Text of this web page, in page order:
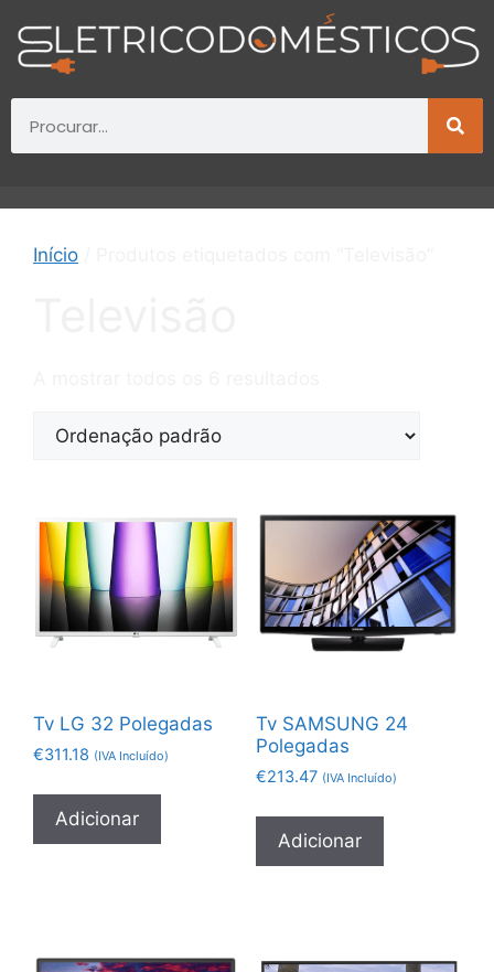
Início
Tv LG 32 Polegadas
€311.18 (IVA Incluído)
Adicionar
Tv SAMSUNG 24
Polegadas
€213.47 (IVA Incluído)
Adicionar